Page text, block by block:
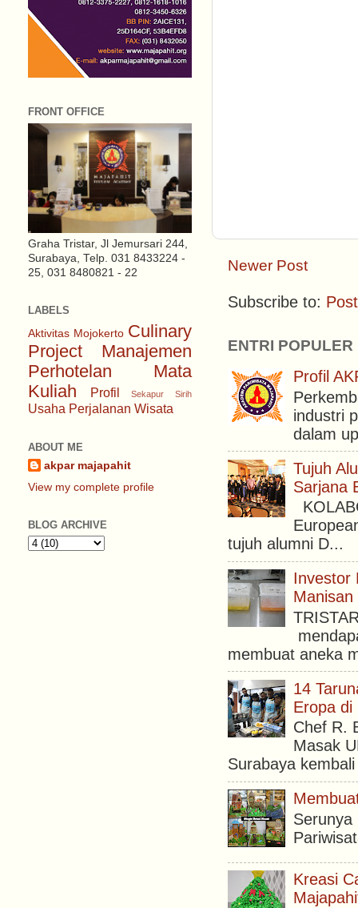
Newer Post
Subscribe to:
ENTRI POPULER
Profil
industri
dalam
Tujuh
Sarjana
tujuh alumni D...
Investor
membuat aneka
14
Eropa di
Chef R.
Masak
Surabaya
Serunya
Kreasi
FRONT OFFICE
Graha Tristar, Jl Jemursari 244,
Surabaya, Telp. 031 8433224 -
25, 031 8480821 - 22
LABELS
Aktivitas Mojokerto Culinary
Project
Manajemen
Perhotelan
Mata
Kuliah
Profil Sekapur Sirih
Usaha Perjalanan Wisata
ABOUT ME
akpar majapahit
View my complete profile
BLOG ARCHIVE